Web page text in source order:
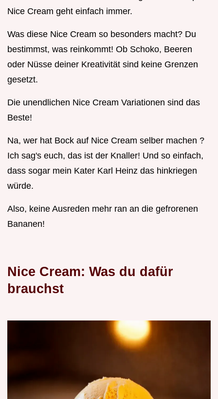
Nice Cream geht einfach immer.
Was diese Nice Cream so besonders macht? Du
bestimmst, was reinkommt! Ob Schoko, Beeren
oder Nüsse deiner Kreativität sind keine Grenzen
gesetzt.
Die unendlichen Nice Cream Variationen sind das
Beste!
Na, wer hat Bock auf Nice Cream selber machen ?
Ich sag's euch, das ist der Knaller! Und so einfach,
dass sogar mein Kater Karl Heinz das hinkriegen
würde.
Also, keine Ausreden mehr ran an die gefrorenen
Bananen!
Nice Cream: Was du dafür
brauchst